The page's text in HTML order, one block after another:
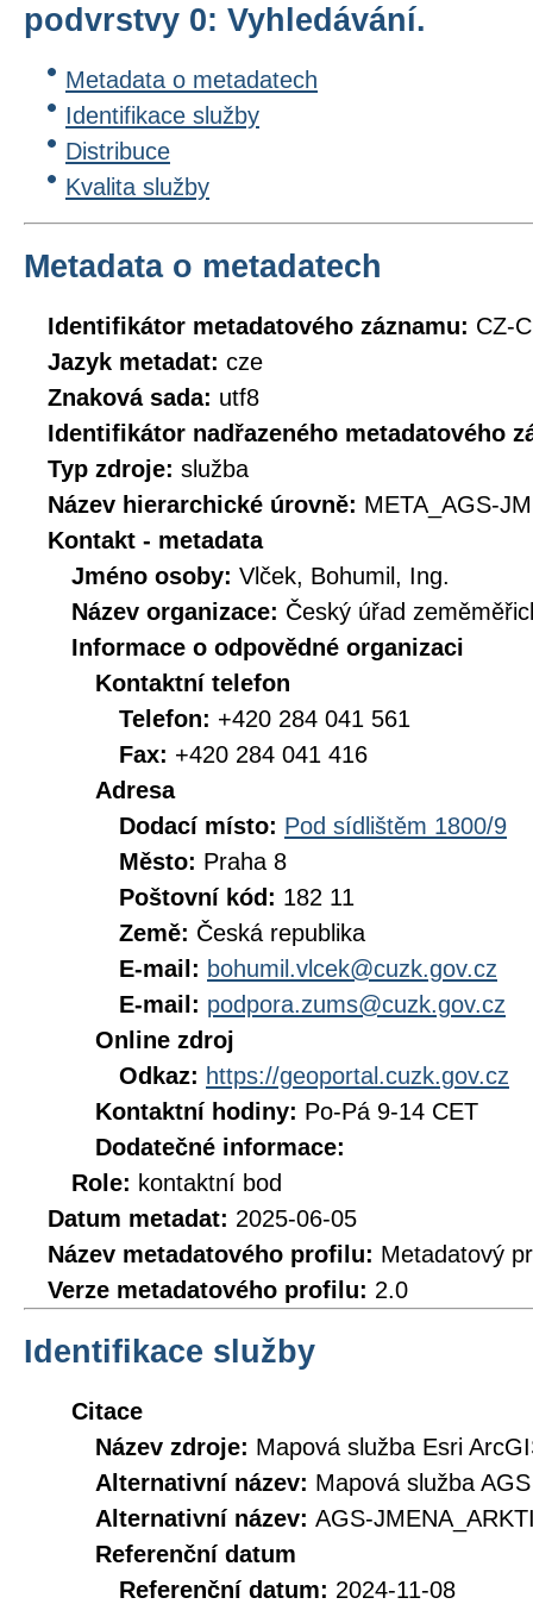
podvrstvy 0: Vyhledávání.
Metadata o metadatech
Identifikace služby
Distribuce
Kvalita služby
Metadata o metadatech
Identifikátor metadatového záznamu: CZ-
Jazyk metadat: cze
Znaková sada: utf8
Identifikátor nadřazeného metadatového
Typ zdroje: služba
Název hierarchické úrovně: META_AGS-
Kontakt - metadata
Jméno osoby: Vlček, Bohumil, Ing.
Název organizace: Český úřad
Informace o odpovědné organizaci
Kontaktní telefon
Telefon: +420 284 041 561
Fax: +420 284 041 416
Adresa
Dodací místo: Pod sídlištěm 1800/9
Město: Praha 8
Poštovní kód: 182 11
Země: Česká republika
E-mail: bohumil.vlcek@cuzk.gov.cz
E-mail: podpora.zums@cuzk.gov.cz
Online zdroj
Odkaz: https://geoportal.cuzk.gov.cz
Kontaktní hodiny: Po-Pá 9-14 CET
Dodatečné informace:
Role: kontaktní bod
Datum metadat: 2025-06-05
Název metadatového profilu: Metadatový
Verze metadatového profilu: 2.0
Identifikace služby
Citace
Název zdroje: Mapová služba Esri
Alternativní název: Mapová služba
Alternativní název: AGS-
Referenční datum
Referenční datum: 2024-11-08